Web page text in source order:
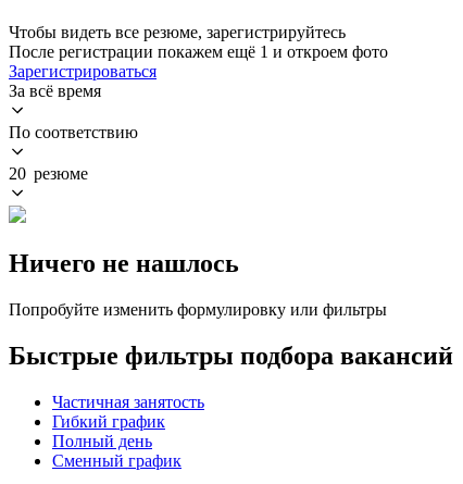
Чтобы видеть все резюме, зарегистрируйтесь
После регистрации покажем ещё 1 и откроем фото
Зарегистрироваться
За всё время
По соответствию
20 резюме
Ничего не нашлось
Попробуйте изменить формулировку или фильтры
Быстрые фильтры подбора вакансий
Частичная занятость
Гибкий график
Полный день
Сменный график